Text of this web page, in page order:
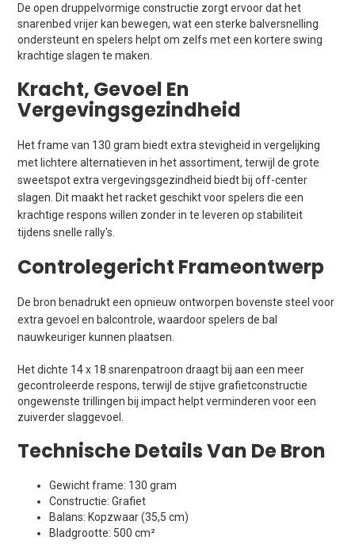
De open druppelvormige constructie zorgt ervoor dat het
snarenbed vrijer kan bewegen, wat een sterke balversnelling
ondersteunt en spelers helpt om zelfs met een kortere swing
krachtige slagen te maken.
Kracht, Gevoel En
Vergevingsgezindheid
Het frame van 130 gram biedt extra stevigheid in vergelijking
met lichtere alternatieven in het assortiment, terwijl de grote
sweetspot extra vergevingsgezindheid biedt bij off-center
slagen. Dit maakt het racket geschikt voor spelers die een
krachtige respons willen zonder in te leveren op stabiliteit
tijdens snelle rally's.
Controlegericht Frameontwerp
De bron benadrukt een opnieuw ontworpen bovenste steel voor
extra gevoel en balcontrole, waardoor spelers de bal
nauwkeuriger kunnen plaatsen.
Het dichte 14 x 18 snarenpatroon draagt bij aan een meer
gecontroleerde respons, terwijl de stijve grafietconstructie
ongewenste trillingen bij impact helpt verminderen voor een
zuiverder slaggevoel.
Technische Details Van De Bron
Gewicht frame: 130 gram
Constructie: Grafiet
Balans: Kopzwaar (35,5 cm)
Bladgrootte: 500 cm²